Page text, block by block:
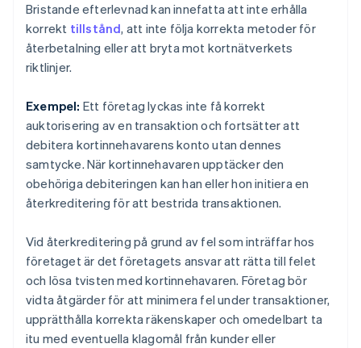
Bristande efterlevnad kan innefatta att inte erhålla
korrekt tillstånd, att inte följa korrekta metoder för
återbetalning eller att bryta mot kortnätverkets
riktlinjer.
Exempel: Ett företag lyckas inte få korrekt
auktorisering av en transaktion och fortsätter att
debitera kortinnehavarens konto utan dennes
samtycke. När kortinnehavaren upptäcker den
obehöriga debiteringen kan han eller hon initiera en
återkreditering för att bestrida transaktionen.
Vid återkreditering på grund av fel som inträffar hos
företaget är det företagets ansvar att rätta till felet
och lösa tvisten med kortinnehavaren. Företag bör
vidta åtgärder för att minimera fel under transaktioner,
upprätthålla korrekta räkenskaper och omedelbart ta
itu med eventuella klagomål från kunder eller